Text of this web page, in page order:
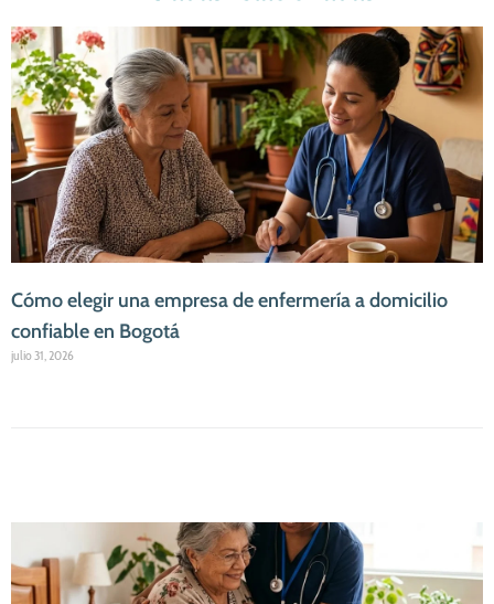
Cómo elegir una empresa de enfermería a domicilio
confiable en Bogotá
julio 31, 2026